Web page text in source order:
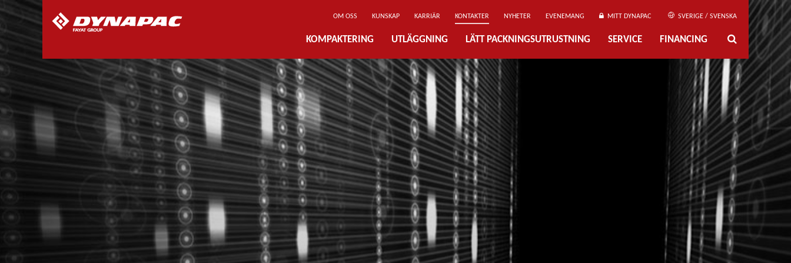
OM OSS KUNSKAP KARRIÄR KONTAKTER NYHETER EVENEMANG MITT DYNAPAC SVERIGE / SVENSKA
KOMPAKTERING UTLÄGGNING LÄTT PACKNINGSUTRUSTNING SERVICE FINANCING